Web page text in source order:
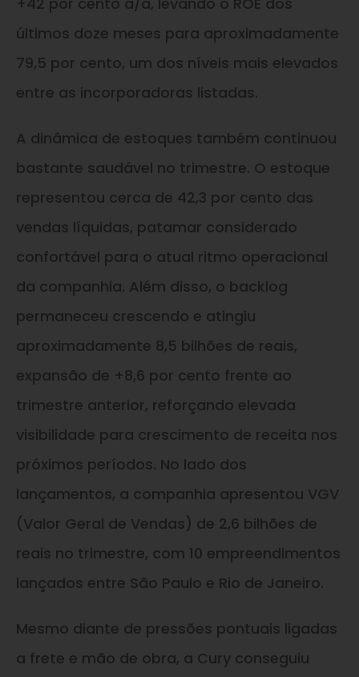
últimos doze meses para aproximadamente
79,5 por cento, um dos níveis mais elevados
entre as incorporadoras listadas.
A dinâmica de estoques também continuou
bastante saudável no trimestre. O estoque
representou cerca de 42,3 por cento das
vendas líquidas, patamar considerado
confortável para o atual ritmo operacional
da companhia. Além disso, o backlog
permaneceu crescendo e atingiu
aproximadamente 8,5 bilhões de reais,
expansão de +8,6 por cento frente ao
trimestre anterior, reforçando elevada
visibilidade para crescimento de receita nos
próximos períodos. No lado dos
lançamentos, a companhia apresentou VGV
(Valor Geral de Vendas) de 2,6 bilhões de
reais no trimestre, com 10 empreendimentos
lançados entre São Paulo e Rio de Janeiro.
Mesmo diante de pressões pontuais ligadas
a frete e mão de obra, a Cury conseguiu